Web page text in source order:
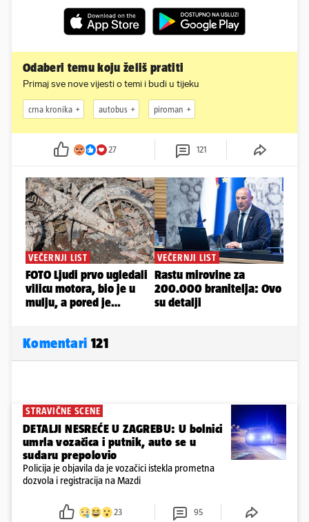
Odaberi temu koju želiš pratiti
Primaj sve nove vijesti o temi i budi u tijeku
crna kronika autobus piroman
27 121
Komentari 121
STRAVIČNE SCENE
DETALJI NESREĆE U ZAGREBU: U bolnici
umrla vozačica i putnik, auto se u
sudaru prepolovio
Policija je objavila da je vozačici istekla prometna
dozvola i registracija na Mazdi
23 95